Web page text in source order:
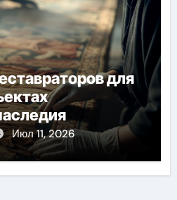
для
Июл 11, 2026